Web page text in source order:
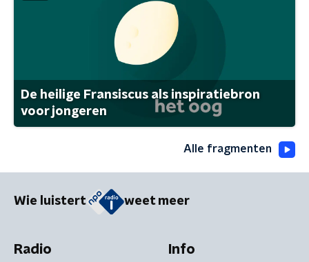
De heilige Fransiscus als inspiratiebron
voor jongeren
Alle fragmenten
Wie luistert weet meer
Radio Info